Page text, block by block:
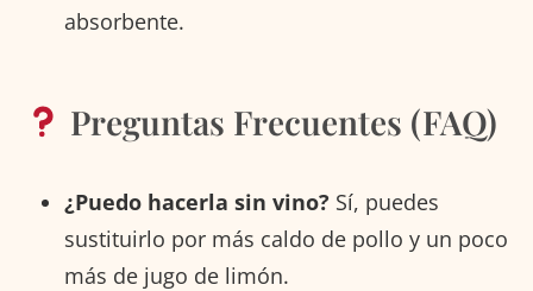
absorbente.
Preguntas Frecuentes (FAQ)
¿Puedo hacerla sin vino? Sí, puedes
sustituirlo por más caldo de pollo y un poco
más de jugo de limón.